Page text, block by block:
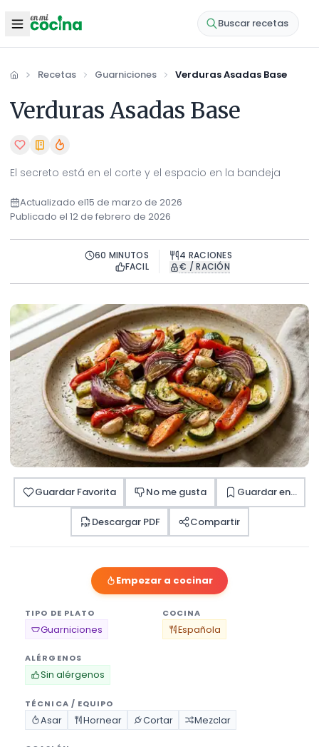
Buscar recetas
Inicio Recetas Guarniciones Verduras Asadas Base
Verduras Asadas Base
El secreto está en el corte y el espacio en la bandeja
Actualizado el15 de marzo de 2026
Publicado el 12 de febrero de 2026
60 MINUTOS
FACIL
4 RACIONES
€ / RACIÓN
Guardar Favorita No me gusta Guardar en...
Descargar PDF Compartir
Empezar a cocinar
TIPO DE PLATO
Guarniciones
COCINA
Española
ALÉRGENOS
Sin alérgenos
TÉCNICA / EQUIPO
Asar Hornear Cortar Mezclar